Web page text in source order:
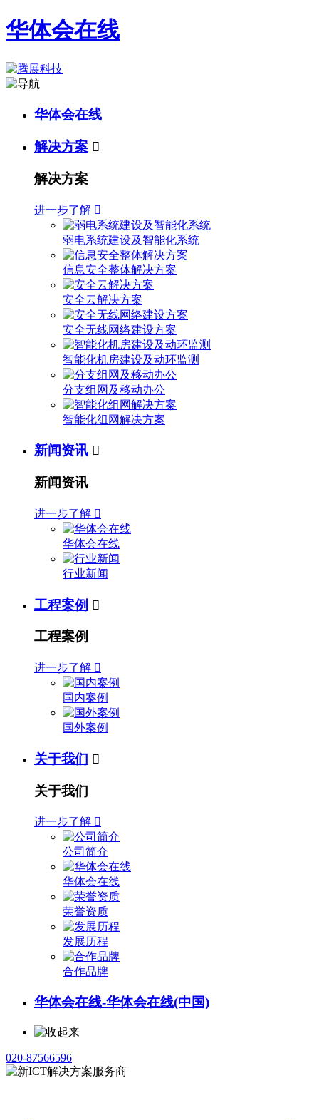
华体会在线
华体会在线
解决方案 
解决方案
进一步了解 
弱电系统建设及智能化系统
信息安全整体解决方案
安全云解决方案
安全无线网络建设方案
智能化机房建设及动环监测
分支组网及移动办公
智能化组网解决方案
新闻资讯 
新闻资讯
进一步了解 
华体会在线
行业新闻
工程案例 
工程案例
进一步了解 
国内案例
国外案例
关于我们 
关于我们
进一步了解 
公司简介
华体会在线
荣誉资质
发展历程
合作品牌
华体会在线-华体会在线(中国)
020-87566596